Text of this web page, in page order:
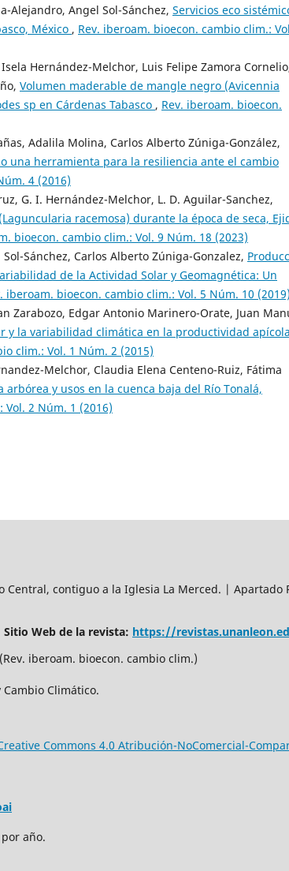
Alejandro, Angel Sol-Sánchez, Servicios eco
México , Rev. iberoam. bioecon. cambio clim.:
Hernández-Melchor, Luis Felipe Zamora
Volumen maderable de mangle negro (Avicennia
sp en Cárdenas Tabasco , Rev. iberoam. bioecon.
Adalila Molina, Carlos Alberto Zúniga-González,
una herramienta para la resiliencia ante el cambio
4 (2016)
G. I. Hernández-Melchor, L. D. Aguilar-Sanchez,
racemosa) durante la época de seca,
bioecon. cambio clim.: Vol. 9 Núm. 18 (2023)
Sánchez, Carlos Alberto Zúniga-Gonzalez,
de la Actividad Solar y Geomagnética: Un
iberoam. bioecon. cambio clim.: Vol. 5 Núm. 10 (2019)
Zarabozo, Edgar Antonio Marinero-Orate, Juan
y la variabilidad climática en la productividad apícola
clim.: Vol. 1 Núm. 2 (2015)
Melchor, Claudia Elena Centeno-Ruiz, Fátima
arbórea y usos en la cuenca baja del Río Tonalá,
2 Núm. 1 (2016)
contiguo a la Iglesia La Merced. | Apartado
de la revista: https://
iberoam. bioecon. cambio clim.)
Climático.
Commons 4.0 Atribución-NoComercial-
año.